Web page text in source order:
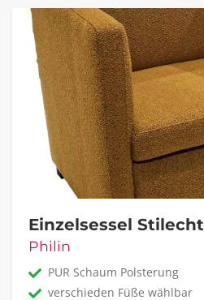
Einzelsessel Stilecht
Philin
PUR Schaum Polsterung
verschieden Füße wählbar